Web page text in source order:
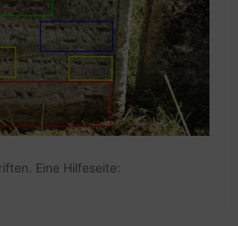
Eine Hilfeseite: